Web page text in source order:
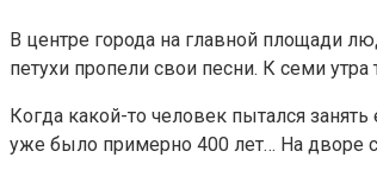
В центре города на главной площади
петухи пропели свои песни. К семи
Когда какой-то человек пытался
уже было примерно 400 лет… На дворе